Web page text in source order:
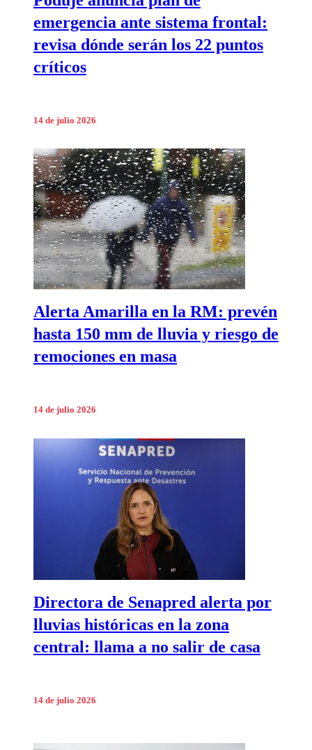
emergencia ante sistema frontal:
revisa dónde serán los 22 puntos
críticos
14 de julio 2026
Alerta Amarilla en la RM: prevén
hasta 150 mm de lluvia y riesgo de
remociones en masa
14 de julio 2026
Directora de Senapred alerta por
lluvias históricas en la zona
central: llama a no salir de casa
14 de julio 2026